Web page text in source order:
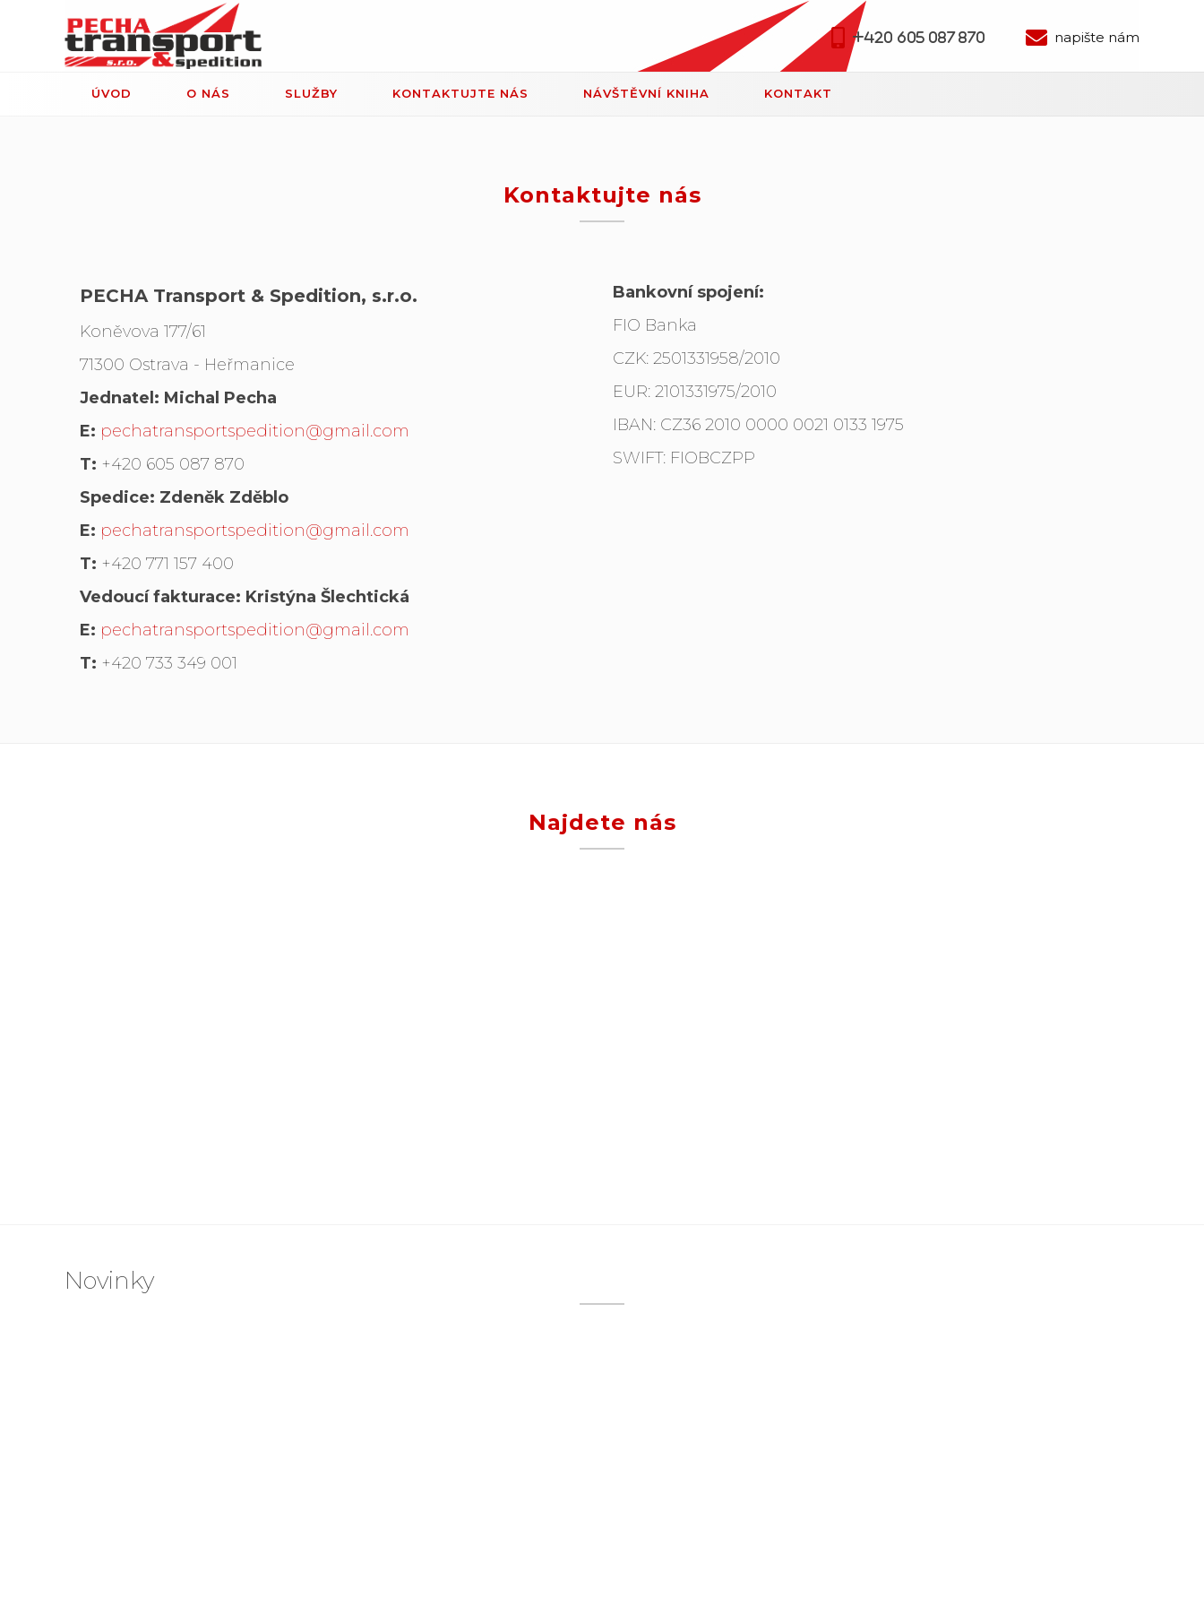
+420 605 087 870 napište nám
ÚVOD O NÁS SLUŽBY KONTAKTUJTE NÁS NÁVŠTĚVNÍ KNIHA KONTAKT
Kontaktujte nás
PECHA Transport & Spedition, s.r.o.
Koněvova 177/61
71300 Ostrava - Heřmanice
Jednatel: Michal Pecha
E: pechatransportspedition@gmail.com
T: +420 605 087 870
Spedice: Zdeněk Zděblo
E: pechatransportspedition@gmail.com
T: +420 771 157 400
Vedoucí fakturace: Kristýna Šlechtická
E: pechatransportspedition@gmail.com
T: +420 733 349 001
Bankovní spojení:
FIO Banka
CZK: 2501331958/2010
EUR: 2101331975/2010
IBAN: CZ36 2010 0000 0021 0133 1975
SWIFT: FIOBCZPP
Najdete nás
Novinky